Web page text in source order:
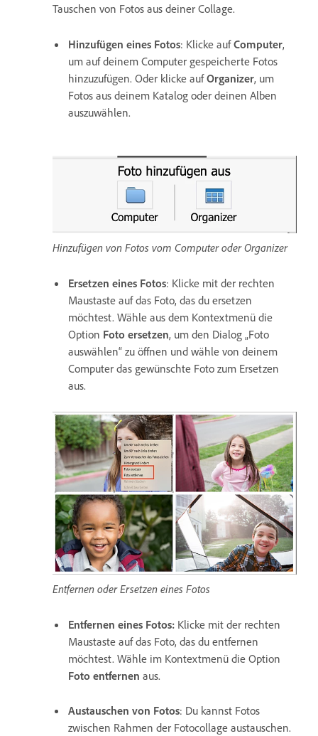
Tauschen von Fotos aus deiner Collage.
Hinzufügen eines Fotos: Klicke aufComputer,
um auf deinem Computer gespeicherte Fotos
hinzuzufügen. Oder klicke aufOrganizer, um
Fotos aus deinem Katalog oder deinen Alben
auszuwählen.
Hinzufügen von Fotos vom Computer oder Organizer
Ersetzen eines Fotos: Klicke mit der rechten
Maustaste auf das Foto, das du ersetzen
möchtest. Wähle aus dem Kontextmenü die
Option Foto ersetzen, um den Dialog „Foto
auswählen“ zu öffnen und wähle von deinem
Computer das gewünschte Foto zum Ersetzen
aus.
Entfernen oder Ersetzen eines Fotos
Entfernen eines Fotos: Klicke mit der rechten
Maustaste auf das Foto, das du entfernen
möchtest. Wähle im Kontextmenü die Option
Foto entfernen aus.
Austauschen von Fotos: Du kannst Fotos
zwischen Rahmen der Fotocollage austauschen.